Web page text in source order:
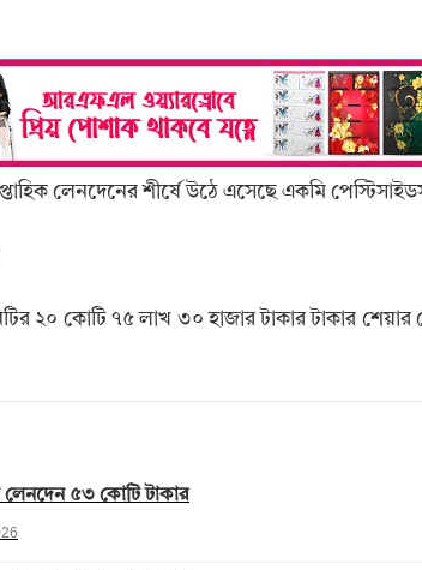
লেনদেনের শীর্ষে উঠে এসেছে একমি
২০ কোটি ৭৫ লাখ ৩০ হাজার টাকার টাকার
লেনদেন ৫৩ কোটি টাকার